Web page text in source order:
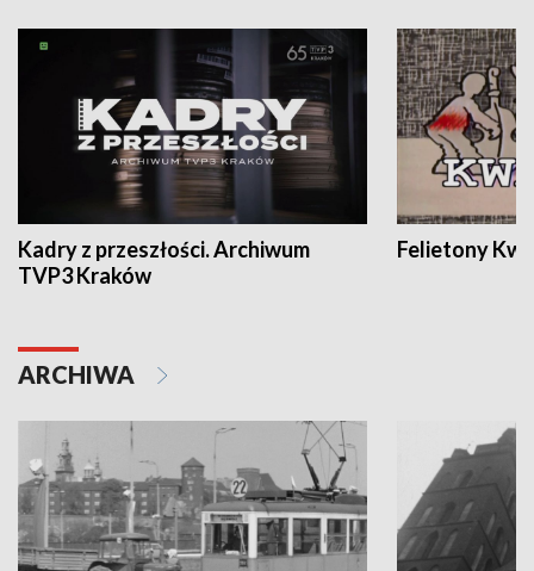
Kadry z przeszłości. Archiwum
TVP3 Kraków
Felietony
ARCHIWA